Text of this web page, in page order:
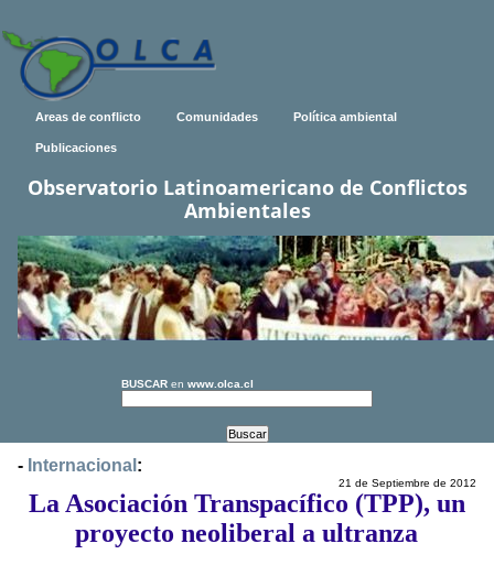
Areas de conflicto Comunidades Política ambiental
Publicaciones
Observatorio Latinoamericano de Conflictos
Ambientales
BUSCAR en www.olca.cl
- Internacional :
21 de Septiembre de 2012
La Asociación Transpacífico (TPP), un
proyecto neoliberal a ultranza